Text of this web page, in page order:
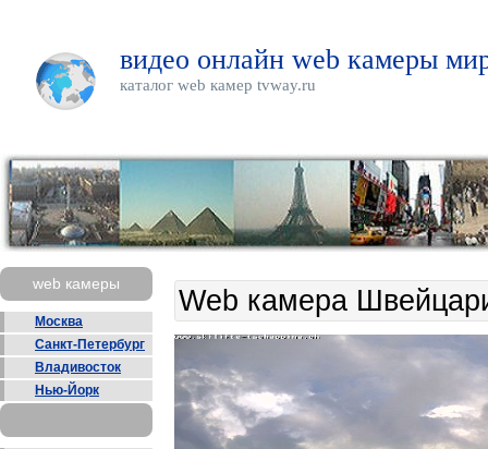
видео онлайн web камеры
каталог web камер tvway.ru
web камеры
Москва
Санкт-Петербург
Владивосток
Нью-Йорк
Web камера